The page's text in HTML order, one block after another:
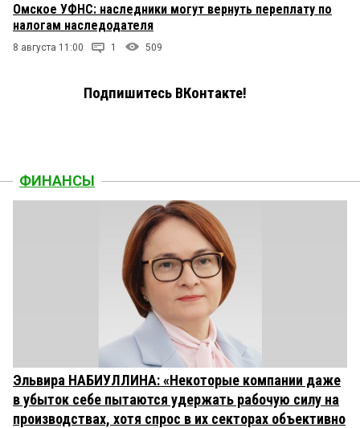
Омское УФНС: наследники могут вернуть переплату по
налогам наследодателя
8 августа 11:00 1 509
Подпишитесь ВКонтакте!
ФИНАНСЫ
Эльвира НАБИУЛЛИНА: «Некоторые компании даже
в убыток себе пытаются удержать рабочую силу на
производствах, хотя спрос в их секторах объективно